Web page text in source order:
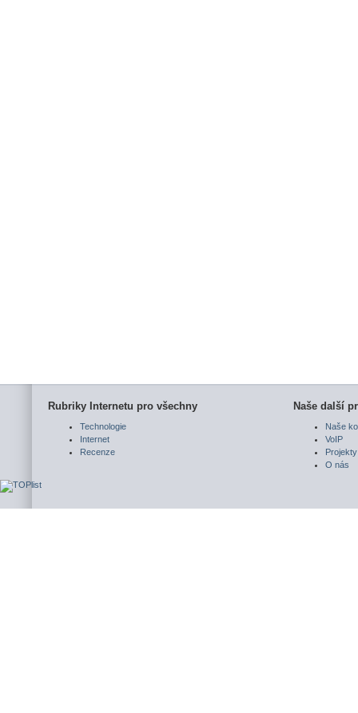
Rubriky Internetu pro všechny
Technologie
Internet
Recenze
Naše další
Naše
VoIP
Projekty
O nás